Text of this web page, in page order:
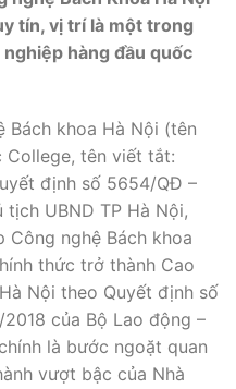
tín, vị trí là một trong
hàng đầu quốc
Bách khoa Hà Nội (tên
College, tên viết tắt:
định số 5654/QĐ –
UBND TP Hà Nội,
nghệ Bách khoa
thức trở thành Cao
Nội theo Quyết định số
của Bộ Lao động –
là bước ngoặt quan
vượt bậc của Nhà